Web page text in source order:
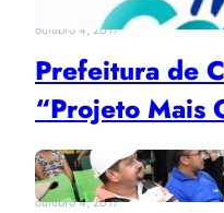
outubro 4, 2017
Prefeitura de
“Projeto Mais
outubro 4, 2017